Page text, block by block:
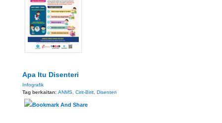
Apa Itu Disenteri
Infografik
Tag berkaitan: ANMS Cirit-Birit Disenteri